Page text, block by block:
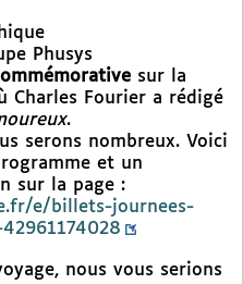
Phusys
sur la
Charles Fourier a rédigé
.
serons nombreux. Voici
et un
sur la page :
e/billets-journees-
nous vous serions